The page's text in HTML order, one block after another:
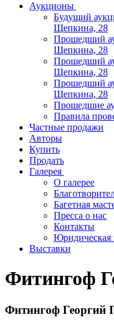
Аукционы
Будущий
Щепкина, 28
Прошедший
Щепкина, 28
Прошедший
Щепкина, 28
Прошедший
Щепкина, 28
Прошедшие
Правила
Частные продажи
Авторы
Купить
Продать
Галерея
О галерее
Багетная
Пресса о нас
Контакты
Юридическая
Выставки
Фитингоф
Фитингоф Георгий